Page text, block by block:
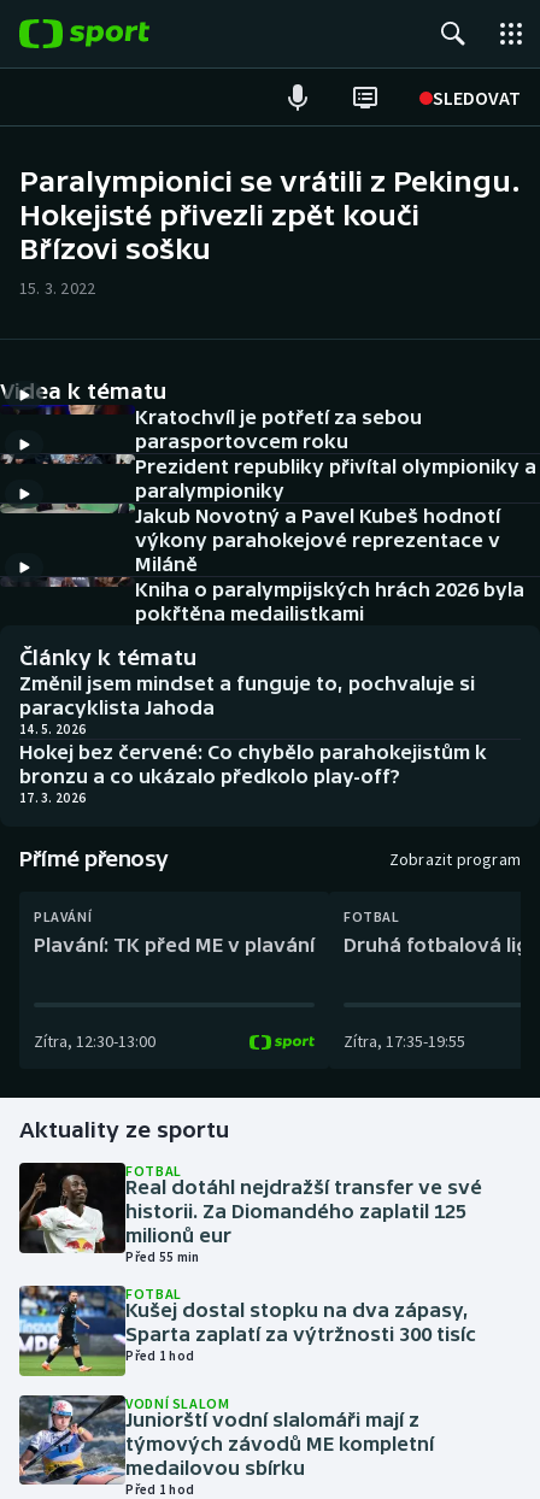
SLEDOVAT
Hokej
Cyklistika
DALŠÍ SPORTY
Americký fotbal
Baseball a softbal
Biatlon
Boby a skeleton
Box
Curling
Dostihy
Gymnastika
Házená
Jezdectví
Judo
Krasobruslení
Lezení
Lyže a snowboard
NEPŘEHLÉDNĚTE
Historické návraty
Aplikace ČT sport
AZ kvíz
Paralympionici se vrátili z Pekingu.
Hokejisté přivezli zpět kouči
Břízovi sošku
15. 3. 2022
Videa k tématu
Kratochvíl je potřetí za sebou
parasportovcem roku
Prezident republiky přivítal olympioniky a
paralympioniky
Jakub Novotný a Pavel Kubeš hodnotí
výkony parahokejové reprezentace v
Miláně
Kniha o paralympijských hrách 2026 byla
pokřtěna medailistkami
Články k tématu
Změnil jsem mindset a funguje to, pochvaluje si
paracyklista Jahoda
14. 5. 2026
Hokej bez červené: Co chybělo parahokejistům k
bronzu a co ukázalo předkolo play-off?
17. 3. 2026
Přímé přenosy Zobrazit program
PLAVÁNÍ
Plavání: TK před ME v plavání
Zítra, 12:30-13:00
FOTBAL
Druhá fotbalová
Zítra, 17:35-19:55
Aktuality ze sportu
FOTBAL
Real dotáhl nejdražší transfer ve své
historii. Za Diomandého zaplatil 125
milionů eur
Před 55 min
FOTBAL
Kušej dostal stopku na dva zápasy,
Sparta zaplatí za výtržnosti 300 tisíc
Před 1 hod
VODNÍ SLALOM
Juniorští vodní slalomáři mají z
týmových závodů ME kompletní
medailovou sbírku
Před 1 hod